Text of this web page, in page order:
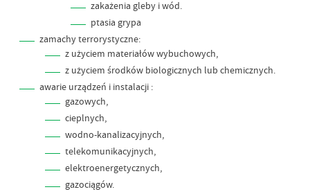
zakażenia gleby i wód.
ptasia grypa
zamachy terrorystyczne:
z użyciem materiałów wybuchowych,
z użyciem środków biologicznych lub chemicznych.
awarie urządzeń i instalacji :
gazowych,
cieplnych,
wodno-kanalizacyjnych,
telekomunikacyjnych,
elektroenergetycznych,
gazociągów.